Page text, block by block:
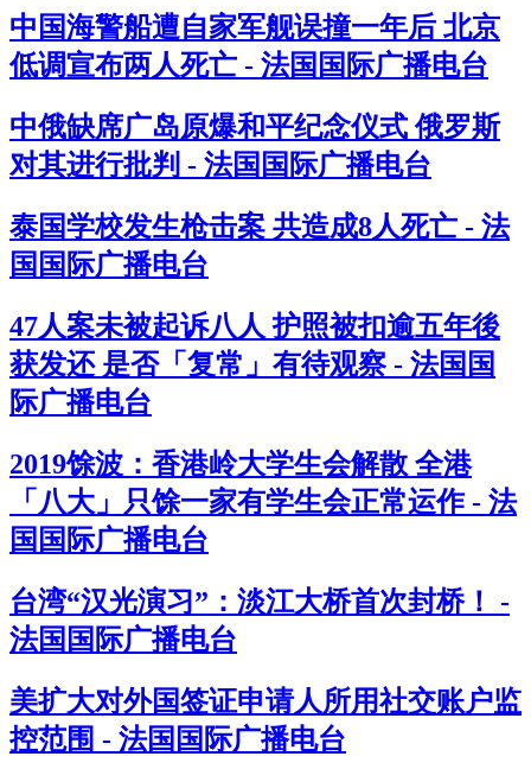
中国海警船遭自家军舰误撞一年后 北京
低调宣布两人死亡 - 法国国际广播电台
中俄缺席广岛原爆和平纪念仪式 俄罗斯
对其进行批判 - 法国国际广播电台
泰国学校发生枪击案 共造成8人死亡 - 法
国国际广播电台
47人案未被起诉八人 护照被扣逾五年後
获发还 是否「复常」有待观察 - 法国国
际广播电台
2019馀波：香港岭大学生会解散 全港
「八大」只馀一家有学生会正常运作 - 法
国国际广播电台
台湾“汉光演习”：淡江大桥首次封桥！ -
法国国际广播电台
美扩大对外国签证申请人所用社交账户监
控范围 - 法国国际广播电台